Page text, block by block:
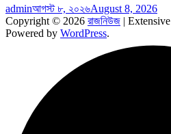
adminআগস্ট ৮, ২০২৬August 8, 2026
Copyright © 2026 রাজনিউজ |
Powered by WordPress.